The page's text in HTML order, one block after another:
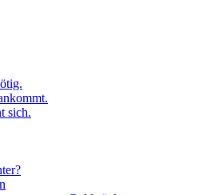
sich.